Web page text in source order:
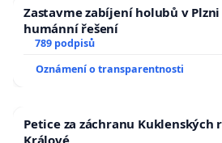
Zastavme zabíjení holubů v
humánní řešení
789 podpisů
Oznámení o transparentnosti
Petice za záchranu Kuklenských